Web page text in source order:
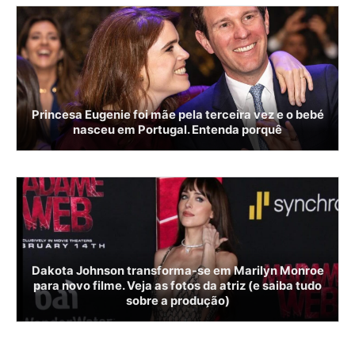
Princesa Eugenie foi mãe pela terceira vez e o bebé
nasceu em Portugal. Entenda porquê
Dakota Johnson transforma-se em Marilyn Monroe
para novo filme. Veja as fotos da atriz (e saiba tudo
sobre a produção)